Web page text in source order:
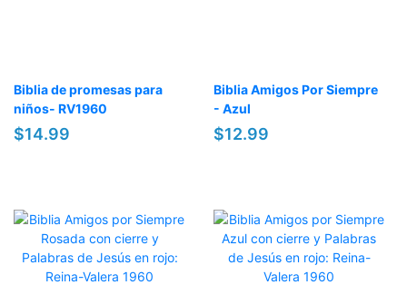
Biblia de promesas para
niños- RV1960
$14.99
Biblia Amigos Por Siempre
- Azul
$12.99